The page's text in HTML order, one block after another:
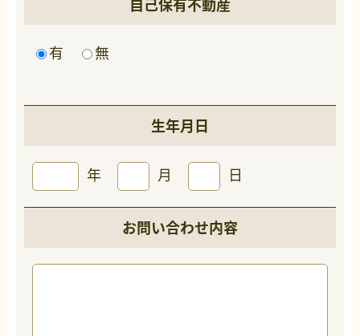
自己保有不動産
有 無
生年月日
年 月 日
お問い合わせ内容